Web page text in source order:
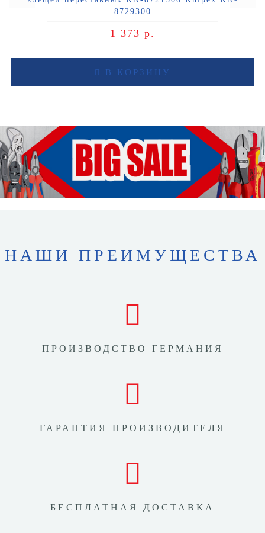
8729300
1 373 р.
В КОРЗИНУ
НАШИ ПРЕИМУЩЕСТВА
ПРОИЗВОДСТВО ГЕРМАНИЯ
ГАРАНТИЯ ПРОИЗВОДИТЕЛЯ
БЕСПЛАТНАЯ ДОСТАВКА